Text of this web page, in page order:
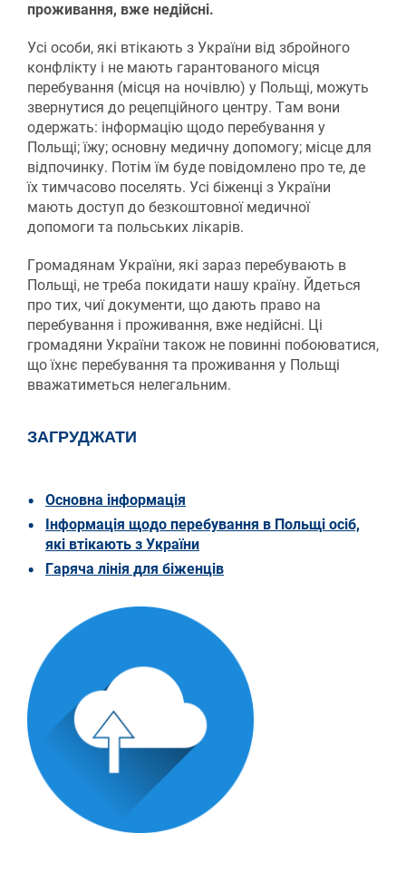
проживання, вже недійсні.
Усі особи, які втікають з України від збройного
конфлікту і не мають гарантованого місця
перебування (місця на ночівлю) у Польщі, можуть
звернутися до рецепційного центру. Там вони
одержать: інформацію щодо перебування у
Польщі; їжу; основну медичну допомогу; місце для
відпочинку. Потім їм буде повідомлено про те, де
їх тимчасово поселять. Усі біженці з України
мають доступ до безкоштовної медичної
допомоги та польських лікарів.
Громадянам України, які зараз перебувають в
Польщі, не треба покидати нашу країну. Йдеться
про тих, чиї документи, що дають право на
перебування і проживання, вже недійсні. Ці
громадяни України також не повинні побоюватися,
що їхнє перебування та проживання у Польщі
вважатиметься нелегальним.
ЗАГРУДЖАТИ
Основна інформація
Інформація щодо перебування в Польщі осіб,
які втікають з України
Гаряча лінія для біженців